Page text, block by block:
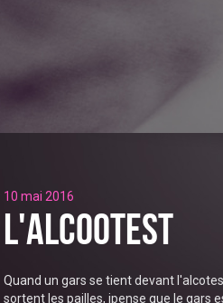
10 mai 2016
L'Alcootest
Quand un gars se tient devant
sortent les pailles, jpense que le gars